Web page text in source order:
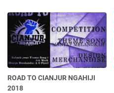
ROAD TO CIANJUR NGAHIJI
2018